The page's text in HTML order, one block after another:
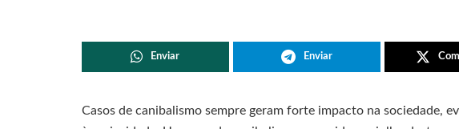
Enviar Enviar
Casos de canibalismo sempre geram forte impacto na sociedade,